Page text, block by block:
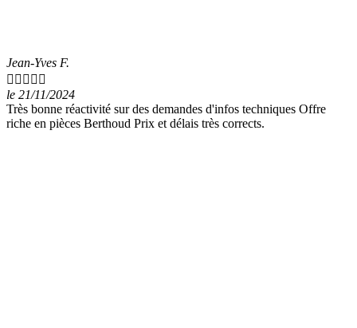
Jean-Yves F.
    
le 21/11/2024
Très bonne réactivité sur des demandes d'infos techniques Offre
riche en pièces Berthoud Prix et délais très corrects.